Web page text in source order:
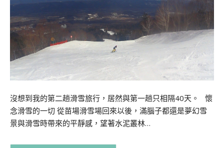
沒想到我的第二趟滑雪旅行，居然與第一趟只相隔40天。 懷
念滑雪的一切 從苗場滑雪場回來以後，滿腦子都還是夢幻雪
景與滑雪時帶來的平靜感，望著水泥叢林…